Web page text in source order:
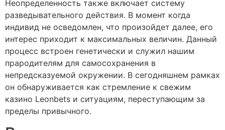
Неопределенность также включает систему
разведывательного действия. В момент когда
индивид не осведомлен, что произойдет далее, его
интерес приходит к максимальных величин. Данный
процесс встроен генетически и служил нашим
прародителям для самосохранения в
непредсказуемой окружении. В сегодняшнем рамках
он обнаруживается как стремление к свежим
казино Leonbets и ситуациям, переступающим за
пределы привычного.